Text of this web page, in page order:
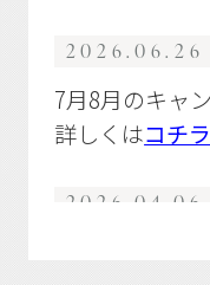
2026.06.26
7月8月のキャ
詳しくはコチラ
2026.04.06
ヒアル